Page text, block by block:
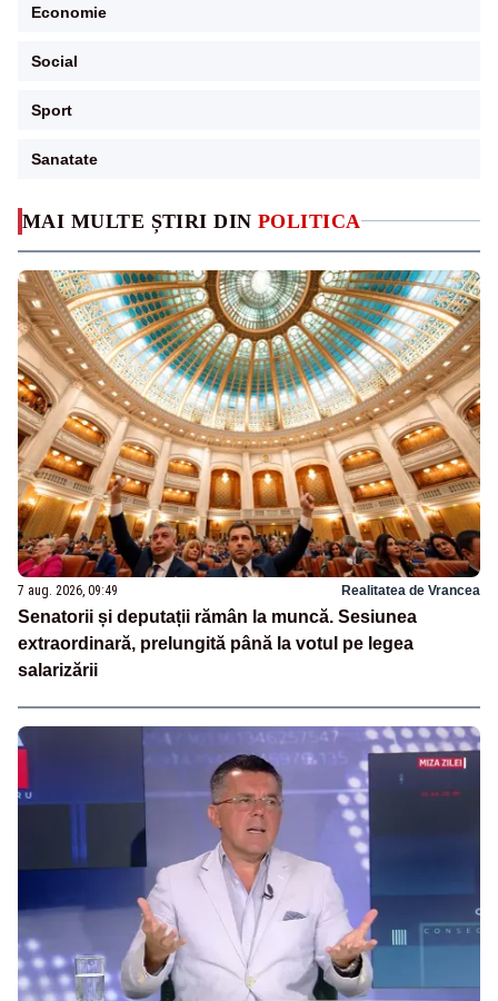
MAI MULTE ȘTIRI DIN POLITICA
7 aug. 2026, 09:49 Realitatea de Vrancea
Senatorii și deputații rămân la muncă. Sesiunea
extraordinară, prelungită până la votul pe legea
salarizării
Economie
Social
Sport
Sanatate